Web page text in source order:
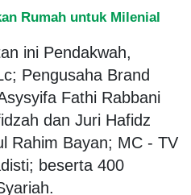
Rumah untuk Milenial
ini Pendakwah,
Pengusaha Brand
Fathi Rabbani
dan Juri Hafidz
Rahim Bayan; MC - TV
beserta 400